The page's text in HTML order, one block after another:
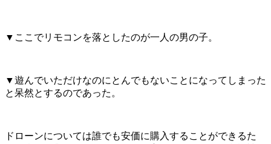
▼ここでリモコンを落としたのが一人の男の子。
▼遊んでいただけなのにとんでもないことになってしまった
と呆然とするのであった。
ドローンについては誰でも安価に購入することができるた